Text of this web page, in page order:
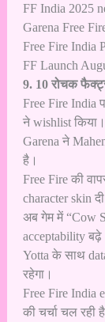
FF India 2025
Garena Free
Free Fire India
FF Launch
9. 10 रोचक
Free Fire India
ने wishlist किया।
Garena ने
है।
Free Fire की
character skin दी
अब गेम में “Cow
acceptability
Yotta के साथ
रहेगा।
Free Fire India
की चर्चा चल रही